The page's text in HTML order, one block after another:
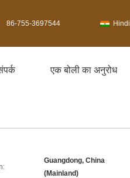
86-755-3697544 Hindi
एक बोली का अनुरोध
Guangdong, China
(Mainland)